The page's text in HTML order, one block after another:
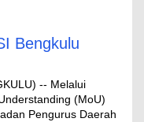
Bengkulu
-- Melalui
(MoU)
Pengurus Daerah